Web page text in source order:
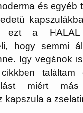
és egyéb
ezt a
hogy semmi
Igy vegánok
találtam
miért
kapszula a